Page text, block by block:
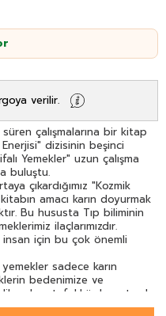
verilir.
çalışmalarına bir kitap
dizisinin beşinci
Yemekler" uzun çalışma
buluştu.
çıkardığımız "Kozmik
amacı karın doyurmak
Bu hususta Tıp biliminin
ilaçlarımızdır.
insan için bu çok önemli
sadece karın
bedenimize ve
tefekkür boyutu da